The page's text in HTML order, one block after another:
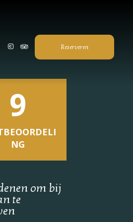
Reserveren
9
NG
om bij
te